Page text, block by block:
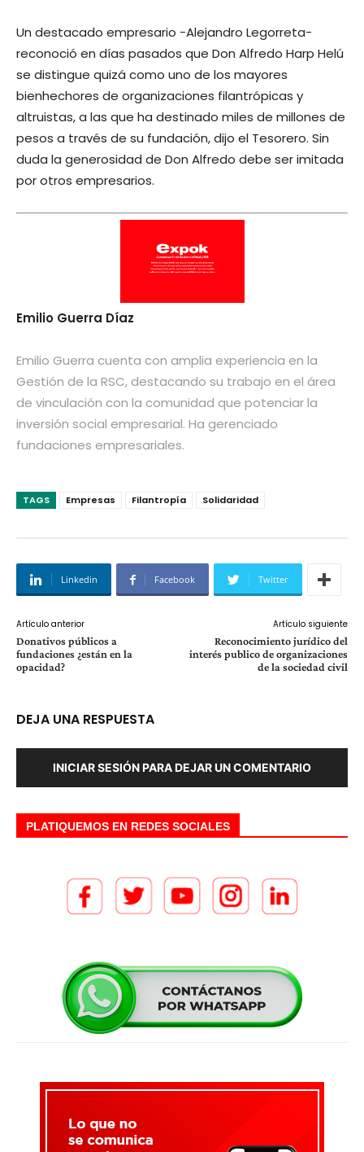
Un destacado empresario -Alejandro Legorreta-
reconoció en días pasados que Don Alfredo Harp Helú
se distingue quizá como uno de los mayores
bienhechores de organizaciones filantrópicas y
altruistas, a las que ha destinado miles de millones de
pesos a través de su fundación, dijo el Tesorero. Sin
duda la generosidad de Don Alfredo debe ser imitada
por otros empresarios.
Emilio Guerra Díaz
Emilio Guerra cuenta con amplia experiencia en la
Gestión de la RSC, destacando su trabajo en el área
de vinculación con la comunidad que potenciar la
inversión social empresarial. Ha gerenciado
fundaciones empresariales.
TAGS Empresas Filantropía Solidaridad
Linkedin Facebook Twitter
Artículo anterior
Donativos públicos a
fundaciones ¿están en la
opacidad?
Artículo siguiente
Reconocimiento jurídico del
interés publico de organizaciones
de la sociedad civil
DEJA UNA RESPUESTA
INICIAR SESIÓN PARA DEJAR UN COMENTARIO
PLATIQUEMOS EN REDES SOCIALES